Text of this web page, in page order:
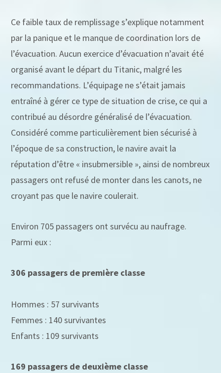
Ce faible taux de remplissage s’explique notamment
par la panique et le manque de coordination lors de
l’évacuation. Aucun exercice d’évacuation n’avait été
organisé avant le départ du Titanic, malgré les
recommandations. L’équipage ne s’était jamais
entraîné à gérer ce type de situation de crise, ce qui a
contribué au désordre généralisé de l’évacuation.
Considéré comme particulièrement bien sécurisé à
l’époque de sa construction, le navire avait la
réputation d’être « insubmersible », ainsi de nombreux
passagers ont refusé de monter dans les canots, ne
croyant pas que le navire coulerait.
Environ 705 passagers ont survécu au naufrage.
Parmi eux :
306 passagers de première classe
Hommes : 57 survivants
Femmes : 140 survivantes
Enfants : 109 survivants
169 passagers de deuxième classe